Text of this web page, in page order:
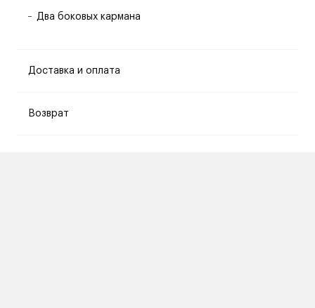
Два боковых кармана
Доставка и оплата
Возврат